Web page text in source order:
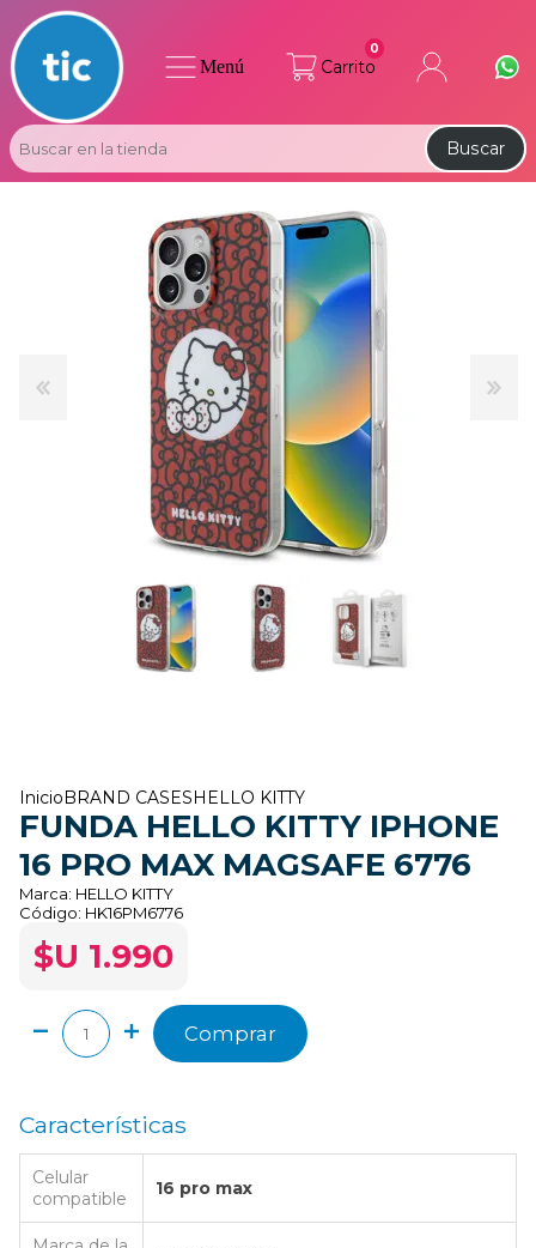
Carrito
0
Buscar
Menú
Inicio BRAND CASES HELLO KITTY
FUNDA HELLO KITTY IPHONE
16 PRO MAX MAGSAFE 6776
Marca: HELLO KITTY
Código: HK16PM6776
$U 1.990
Comprar
Características
Celular
compatible
16 pro max